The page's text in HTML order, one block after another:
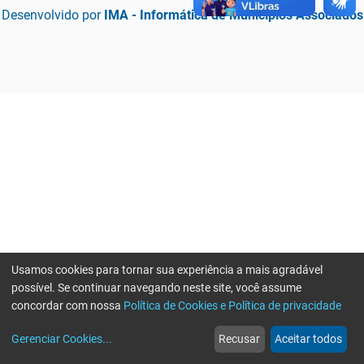
Desenvolvido por IMA - Informática de Municípios Associados
web
Notícias
more_horiz
Mais
Usamos cookies para tornar sua experiência a mais agradável
possível. Se continuar navegando neste site, você assume
concordar com nossa Política de Cookies e Política de privacidade
Gerenciar Cookies... Recusar Aceitar todos
Erro ao enviar informações, por favor tente novamente